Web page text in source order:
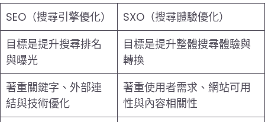
SEO（搜尋引擎優化）
SXO（搜尋體驗優化）
目標是提升搜尋排名
與曝光
目標是提升整體搜尋體驗與
轉換
著重關鍵字、外部連
結與技術優化
著重使用者需求、網站可用
性與內容相關性